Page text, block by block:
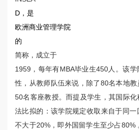
D，是
欧洲商业管理学院
的
简称，成立于
1959，每年有MBA毕业生450人。该
性，从教师队伍来说，除了80名本地
50名客座教授。而提及学生，其国际
法比拟的：该学院规定收取来自于同一
不大于20%，即外国留学生至少占80%